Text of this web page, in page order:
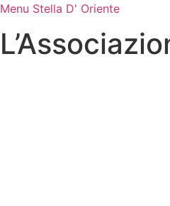
Menu Stella D' Oriente